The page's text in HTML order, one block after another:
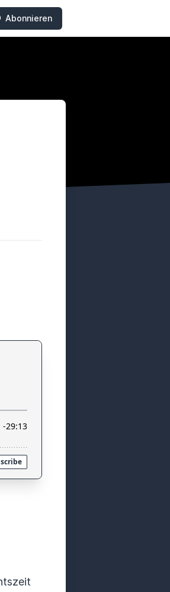
Abonnieren